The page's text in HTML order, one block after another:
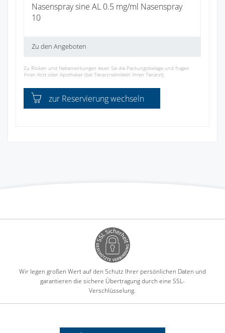
Nasenspray sine AL 0.5 mg/ml Nasenspray
10
Zu den Angeboten
Zu Risiken und Nebenwirkungen lesen Sie die Packungsbeilage und fragen
Ihren Arzt oder Apotheker (bei Tierarzneimitteln Ihren Tierarzt).
zur Reservierung wechseln
Wir legen großen Wert auf den Schutz Ihrer persönlichen Daten und
garantieren die sichere Übertragung durch eine SSL-
Verschlüsselung.